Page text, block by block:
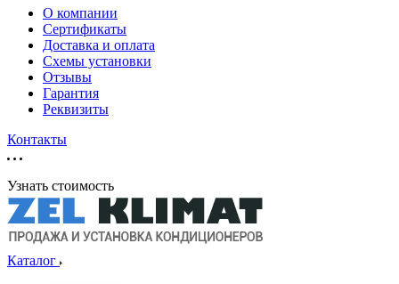
О компании
Сертификаты
Доставка и оплата
Схемы установки
Отзывы
Гарантия
Реквизиты
Контакты
Узнать стоимость
Каталог